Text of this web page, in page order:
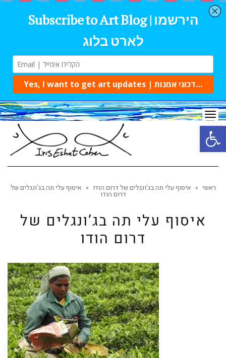
ראשי » איסוף עלי תה בג’ונגלים של דרום הודו » איסוף עלי תה בג’ונגלים של
דרום הודו
איסוף עלי תה בג’ונגלים של
דרום הודו